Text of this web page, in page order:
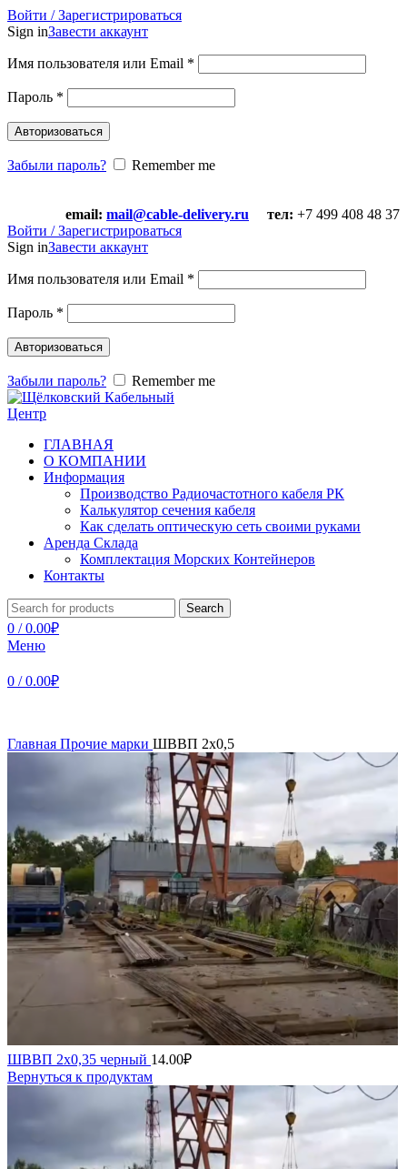
Войти / Зарегистрироваться
Sign inЗавести аккаунт
Имя пользователя или Email *
Пароль *
Авторизоваться
Забыли пароль?
Remember me
email: mail@cable-delivery.ru тел: +7 499 408 48 37
Войти / Зарегистрироваться
Sign inЗавести аккаунт
Имя пользователя или Email *
Пароль *
Авторизоваться
Забыли пароль? Remember me
ГЛАВНАЯ
О КОМПАНИИ
Информация
Производство Радиочастотного кабеля РК
Калькулятор сечения кабеля
Как сделать оптическую сеть своими руками
Аренда Склада
Комплектация Морских Контейнеров
Контакты
Search
0 / 0.00₽
Меню
0 / 0.00₽
Главная Прочие марки ШВВП 2х0,5
ШВВП 2х0,35 черный 14.00₽
Вернуться к продуктам